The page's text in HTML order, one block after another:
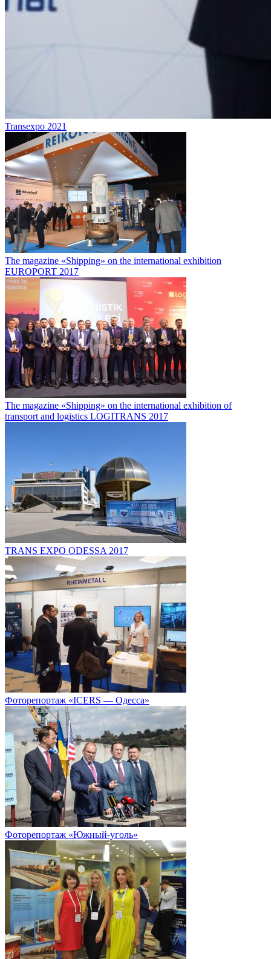
Transexpo 2021
The magazine «Shipping» on the international exhibition
EUROPORT 2017
The magazine «Shipping» on the international exhibition of
transport and logistics LOGITRANS 2017
TRANS EXPO ODESSA 2017
Фоторепортаж «ICERS — Одесса»
Фоторепортаж «Южный-уголь»